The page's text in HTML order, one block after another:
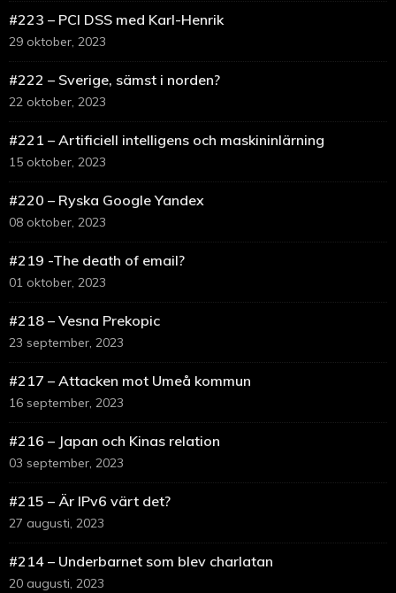
#223 – PCI DSS med Karl-Henrik
29 oktober, 2023
#222 – Sverige, sämst i norden?
22 oktober, 2023
#221 – Artificiell intelligens och maskininlärning
15 oktober, 2023
#220 – Ryska Google Yandex
08 oktober, 2023
#219 -The death of email?
01 oktober, 2023
#218 – Vesna Prekopic
23 september, 2023
#217 – Attacken mot Umeå kommun
16 september, 2023
#216 – Japan och Kinas relation
03 september, 2023
#215 – Är IPv6 värt det?
27 augusti, 2023
#214 – Underbarnet som blev charlatan
20 augusti, 2023